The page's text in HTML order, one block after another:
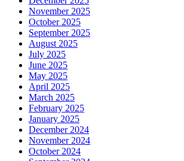
November 2025
October 2025
September 2025
August 2025
July 2025
June 2025
May 2025
April 2025
March 2025
February 2025
January 2025
December 2024
November 2024
October 2024